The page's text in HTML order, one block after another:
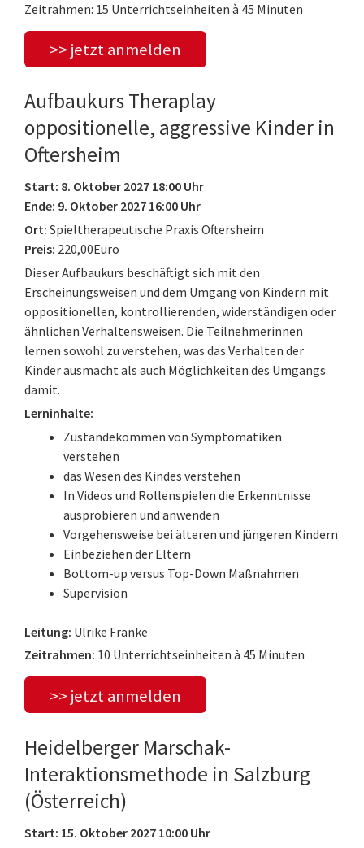
Zeitrahmen: 15 Unterrichtseinheiten à 45 Minuten
>> jetzt anmelden
Aufbaukurs Theraplay
oppositionelle, aggressive Kinder in
Oftersheim
Start: 8. Oktober 2027 18:00 Uhr
Ende: 9. Oktober 2027 16:00 Uhr
Ort: Spieltherapeutische Praxis Oftersheim
Preis: 220,00Euro
Dieser Aufbaukurs beschäftigt sich mit den
Erscheinungsweisen und dem Umgang von Kindern mit
oppositionellen, kontrollierenden, widerständigen oder
ähnlichen Verhaltensweisen. Die Teilnehmerinnen
lernen sowohl zu verstehen, was das Verhalten der
Kinder ausmacht als auch Möglichkeiten des Umgangs
damit.
Lerninhalte:
Zustandekommen von Symptomatiken
verstehen
das Wesen des Kindes verstehen
In Videos und Rollenspielen die Erkenntnisse
ausprobieren und anwenden
Vorgehensweise bei älteren und jüngeren Kindern
Einbeziehen der Eltern
Bottom-up versus Top-Down Maßnahmen
Supervision
Leitung: Ulrike Franke
Zeitrahmen: 10 Unterrichtseinheiten à 45 Minuten
>> jetzt anmelden
Heidelberger Marschak-
Interaktionsmethode in Salzburg
(Österreich)
Start: 15. Oktober 2027 10:00 Uhr